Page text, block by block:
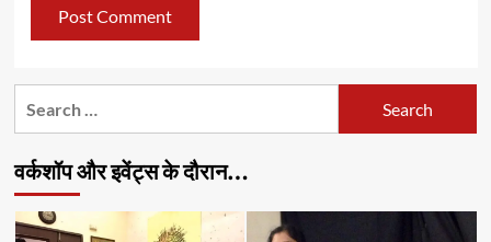
वर्कशॉप और इवेंट्स के दौरान…